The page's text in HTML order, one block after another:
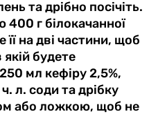
та дрібно посічіть.
г білокачанної
її на дві частини, щоб
будете
мл кефіру 2,5%,
л. соди та дрібку
або ложкою, щоб не